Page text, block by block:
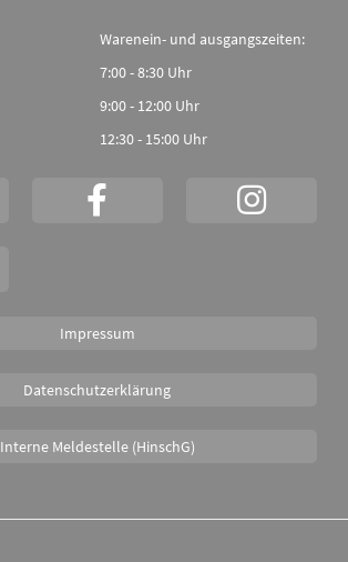
Warenein- und ausgangszeiten:
7:00 - 8:30 Uhr
9:00 - 12:00 Uhr
12:30 - 15:00 Uhr
Impressum
Datenschutzerklärung
Interne Meldestelle (HinschG)